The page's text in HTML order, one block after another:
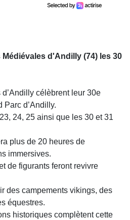
d'Andilly (74) les 30
célèbrent leur 30e
d’Andilly.
24, 25 ainsi que les 30 et 31
plus de 20 heures de
immersives.
de figurants feront revivre
des campements vikings, des
équestres.
historiques complètent cette